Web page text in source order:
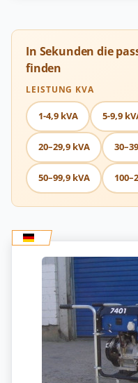
In Sekunden die
finden
LEISTUNG KVA
1-4,9 kVA 5-9,9
20–29,9 kVA
50–99,9 kVA